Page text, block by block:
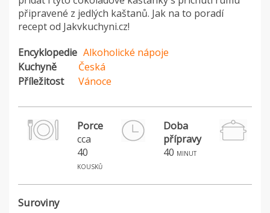
připravené z jedlých kaštanů. Jak na to poradí
recept od Jakvkuchyni.cz!
Encyklopedie Alkoholické nápoje
Kuchyně
Česká
Příležitost
Vánoce
Porce
cca
40
kousků
Doba
přípravy
40 minut
Suroviny